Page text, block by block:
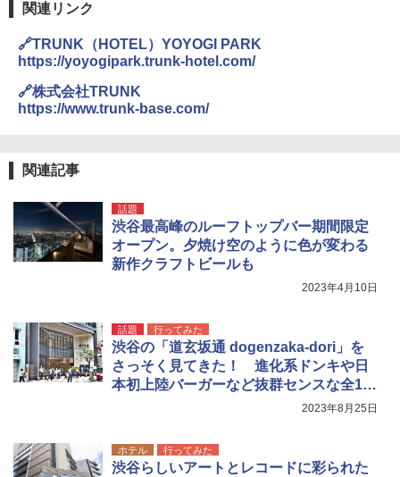
GRANDOOR ステンレス保冷剤 2個セット 2
026リニューアル 急速冷凍 空間倍増 衛生的
コンパクト 保冷力長持ち
可能 安全ロック付き 高安全性 金属製耐久 コ
ンパクト多機能設計 持ち運び便利 アウトド
ア/オフィス/教育現場/展示会用 緑
電動エアーポンプ SUP用 20PSI 電動ポンプ
ゴムボート 空気入れ 空気抜き 自動停止 過熱
保護 日光可読lcd 7種類ノズル付き
￥7,884
関連リンク
🔗TRUNK（HOTEL）YOYOGI PARK
https://yoyogipark.trunk-hotel.com/
🔗株式会社TRUNK
https://www.trunk-base.com/
関連記事
話題
渋谷最高峰のルーフトップバー期間限定
オープン。夕焼け空のように色が変わる
新作クラフトビールも
2023年4月10日
話題 行ってみた
渋谷の「道玄坂通 dogenzaka-dori」を
さっそく見てきた！ 進化系ドンキや日
本初上陸バーガーなど抜群センスな全12
2023年8月25日
ホテル 行ってみた
渋谷らしいアートとレコードに彩られた